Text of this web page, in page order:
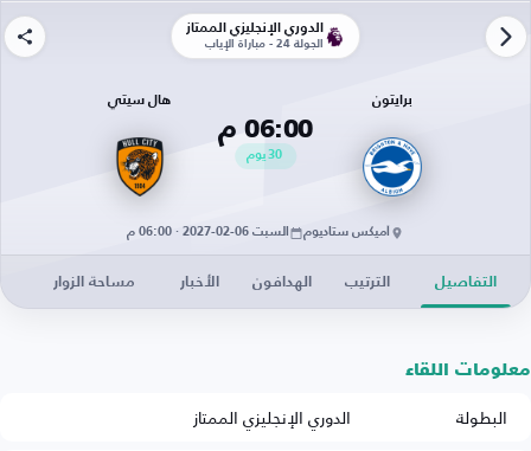
الدوري الإنجليزي الممتاز
الجولة 24 - مباراة الإياب
برايتون
06:00 م
30يوم
هال سيتي
أميكس ستاديوم السبت 06-02-2027 · 06:00 م
التفاصيل الترتيب الهدافون الأخبار مساحة الزوار
معلومات اللقاء
البطولة
الدوري الإنجليزي الممتاز